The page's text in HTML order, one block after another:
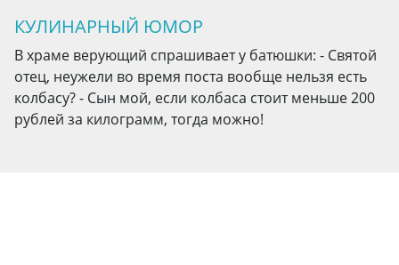
КУЛИНАРНЫЙ ЮМОР
В храме верующий спрашивает у батюшки: - Святой
отец, неужели во время поста вообще нельзя есть
колбасу? - Сын мой, если колбаса стоит меньше 200
рублей за килограмм, тогда можно!